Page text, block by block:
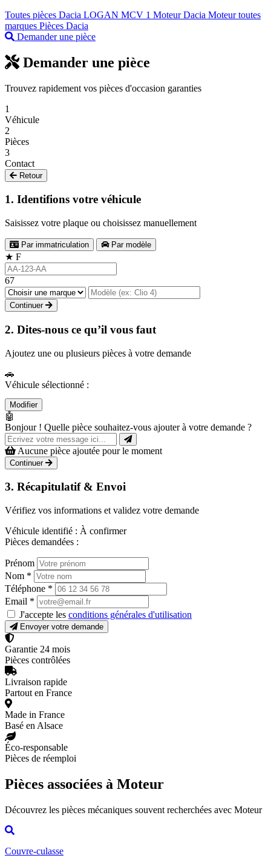
Toutes pièces Dacia LOGAN MCV 1 Moteur Dacia Moteur toutes
marques Pièces Dacia
Demander une pièce
Demander une pièce
Trouvez rapidement vos pièces d'occasion garanties
1
Véhicule
2
Pièces
3
Contact
Retour
1. Identifions votre véhicule
Saisissez votre plaque ou choisissez manuellement
Par immatriculation Par modèle
★ F
67
Continuer
2. Dites-nous ce qu’il vous faut
Ajoutez une ou plusieurs pièces à votre demande
🚗
Véhicule sélectionné :
Modifier
🤖
Bonjour ! Quelle pièce souhaitez-vous ajouter à votre demande ?
Aucune pièce ajoutée pour le moment
Continuer
3. Récapitulatif & Envoi
Vérifiez vos informations et validez votre demande
Véhicule identifié : À confirmer
Pièces demandées :
Prénom
Nom *
Téléphone *
Email *
J'accepte les conditions générales d'utilisation
Envoyer votre demande
Garantie 24 mois
Pièces contrôlées
Livraison rapide
Partout en France
Made in France
Basé en Alsace
Éco-responsable
Pièces de réemploi
Pièces associées à Moteur
Découvrez les pièces mécaniques souvent recherchées avec Moteur
Couvre-culasse